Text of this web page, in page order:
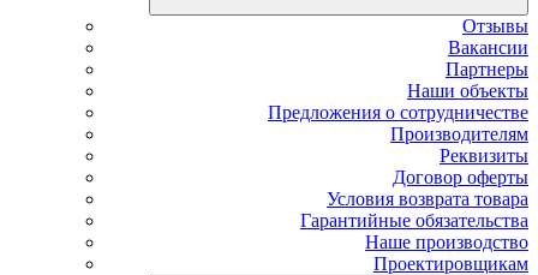
Отзывы
Вакансии
Партнеры
Наши объекты
Предложения о сотрудничестве
Производителям
Реквизиты
Договор оферты
Условия возврата товара
Гарантийные обязательства
Наше производство
Проектировщикам